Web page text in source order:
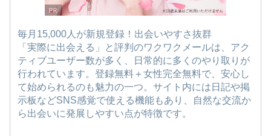
毎月15,000人が新規登録！出会いやすさ抜群
「実際に出会える」と評判のワクワクメールは、アク
ティブユーザー数が多く、日常的に多くのやり取りが
行われています。登録無料＋女性完全無料で、安心し
て始められるのも魅力の一つ。サイト内には日記や掲
示板などSNS感覚で使える機能もあり、自然な交流か
ら出会いに発展しやすい点が特徴です。